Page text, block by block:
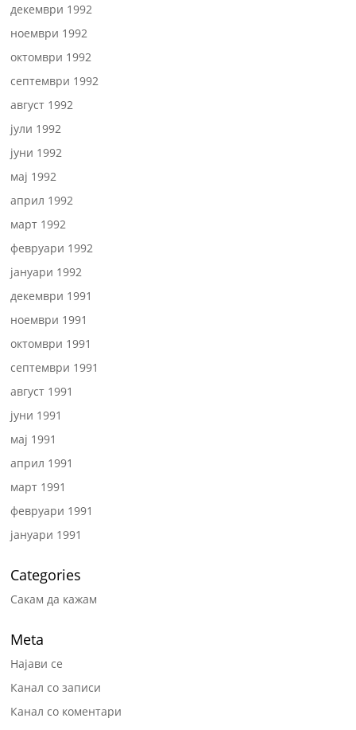
декември 1992
ноември 1992
октомври 1992
септември 1992
август 1992
јули 1992
јуни 1992
мај 1992
април 1992
март 1992
февруари 1992
јануари 1992
декември 1991
ноември 1991
октомври 1991
септември 1991
август 1991
јуни 1991
мај 1991
април 1991
март 1991
февруари 1991
јануари 1991
Categories
Сакам да кажам
Meta
Најави се
Канал со записи
Канал со коментари